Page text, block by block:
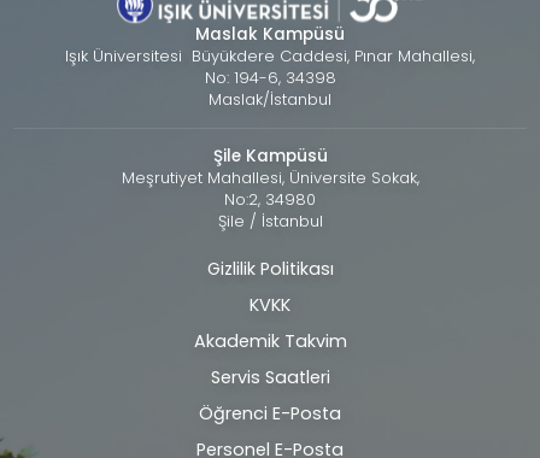
Maslak Kampüsü
Işık Üniversitesi Büyükdere Caddesi, Pınar Mahallesi,
No: 194-6, 34398
Maslak/İstanbul
Şile Kampüsü
Meşrutiyet Mahallesi, Üniversite Sokak,
No:2, 34980
Şile / İstanbul
Alt
bilgi
Gizlilik Politikası
KVKK
Akademik Takvim
Servis Saatleri
Öğrenci E-Posta
Personel E-Posta